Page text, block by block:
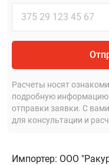
Расчеты носят
подробную информацию
отправки заявки. С
для консультации и
Импортер: ООО